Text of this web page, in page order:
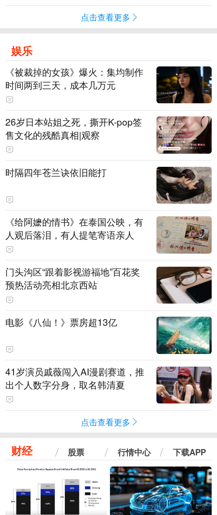
点击查看更多
娱乐
《被裁掉的女孩》爆火：集均制作
时间两到三天，成本几万元
​26岁日本站姐之死，撕开K-pop签
售文化的残酷真相|观察
时隔四年苍兰诀依旧能打
《给阿嬷的情书》在泰国公映，有
人观后落泪，有人提笔寄语亲人
门头沟区“跟着影视游福地”百花奖
预热活动亮相北京西站
电影《八仙！》票房超13亿
41岁演员戚薇闯入AI漫剧赛道，推
出个人数字分身，取名韩清夏
点击查看更多
财经 股票 行情中心 下载APP